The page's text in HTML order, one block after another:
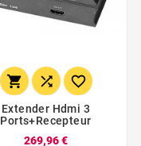
  
Extender Hdmi 3
Ports+recepteur
269,96 €